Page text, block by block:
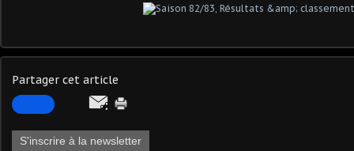
Partager cet article
S'inscrire à la newsletter